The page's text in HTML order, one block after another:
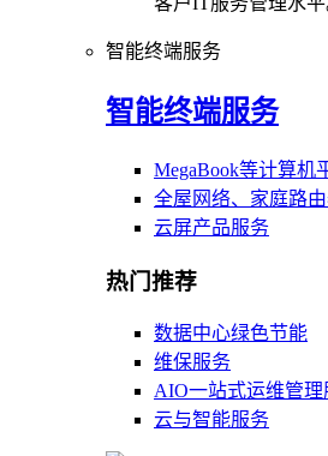
智能终端服务
智能终端服务
MegaBook等计算机
全屋网络、家庭路
云屏产品服务
热门推荐
数据中心绿色节能
维保服务
AIO一站式运维管理
云与智能服务